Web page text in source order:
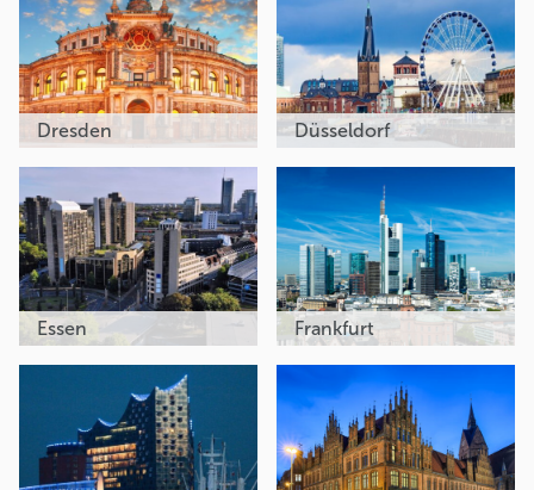
Dresden Düsseldorf
Essen Frankfurt